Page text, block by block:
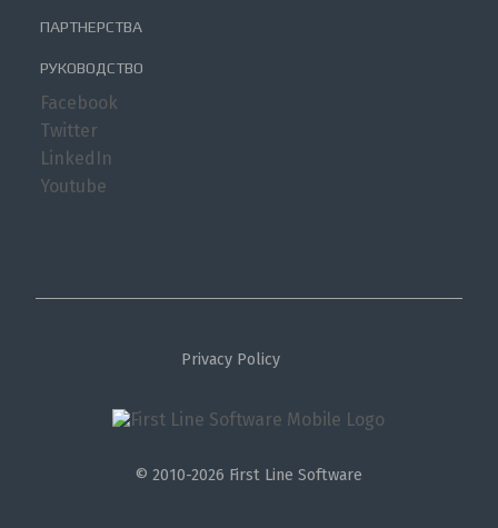
ПАРТНЕРСТВА
РУКОВОДСТВО
Facebook
Twitter
LinkedIn
Youtube
Privacy Policy
© 2010-2026 First Line Software